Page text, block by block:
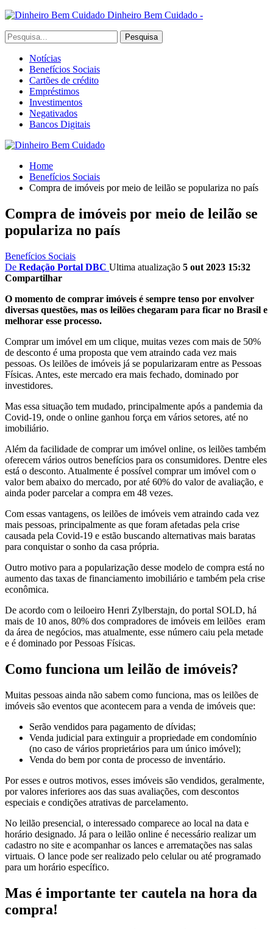
Dinheiro Bem Cuidado -
Notícias
Benefícios Sociais
Cartões de crédito
Empréstimos
Investimentos
Negativados
Bancos Digitais
Home
Benefícios Sociais
Compra de imóveis por meio de leilão se populariza no país
Compra de imóveis por meio de leilão se
populariza no país
Benefícios Sociais
De Redação Portal DBC Ultima atualização 5 out 2023 15:32
Compartilhar
O momento de comprar imóveis é sempre tenso por envolver
diversas questões, mas os leilões chegaram para ficar no Brasil e
melhorar esse processo.
Comprar um imóvel em um clique, muitas vezes com mais de 50%
de desconto é uma proposta que vem atraindo cada vez mais
pessoas. Os leilões de imóveis já se popularizaram entre as Pessoas
Físicas. Antes, este mercado era mais fechado, dominado por
investidores.
Mas essa situação tem mudado, principalmente após a pandemia da
Covid-19, onde o online ganhou força em vários setores, até no
imobiliário.
Além da facilidade de comprar um imóvel online, os leilões também
oferecem vários outros benefícios para os consumidores. Dentre eles
está o desconto. Atualmente é possível comprar um imóvel com o
valor bem abaixo do mercado, por até 60% do valor de avaliação, e
ainda poder parcelar a compra em 48 vezes.
Com essas vantagens, os leilões de imóveis vem atraindo cada vez
mais pessoas, principalmente as que foram afetadas pela crise
causada pela Covid-19 e estão buscando alternativas mais baratas
para conquistar o sonho da casa própria.
Outro motivo para a popularização desse modelo de compra está no
aumento das taxas de financiamento imobiliário e também pela crise
econômica.
De acordo com o leiloeiro Henri Zylberstajn, do portal SOLD, há
mais de 10 anos, 80% dos compradores de imóveis em leilões eram
da área de negócios, mas atualmente, esse número caiu pela metade
e é dominado por Pessoas Físicas.
Como funciona um leilão de imóveis?
Muitas pessoas ainda não sabem como funciona, mas os leilões de
imóveis são eventos que acontecem para a venda de imóveis que:
Serão vendidos para pagamento de dívidas;
Venda judicial para extinguir a propriedade em condomínio
(no caso de vários proprietários para um único imóvel);
Venda do bem por conta de processo de inventário.
Por esses e outros motivos, esses imóveis são vendidos, geralmente,
por valores inferiores aos das suas avaliações, com descontos
especiais e condições atrativas de parcelamento.
No leilão presencial, o interessado comparece ao local na data e
horário designado. Já para o leilão online é necessário realizar um
cadastro no site e acompanhar os lances e arrematações nas salas
virtuais. O lance pode ser realizado pelo celular ou até programado
para um horário específico.
Mas é importante ter cautela na hora da
compra!